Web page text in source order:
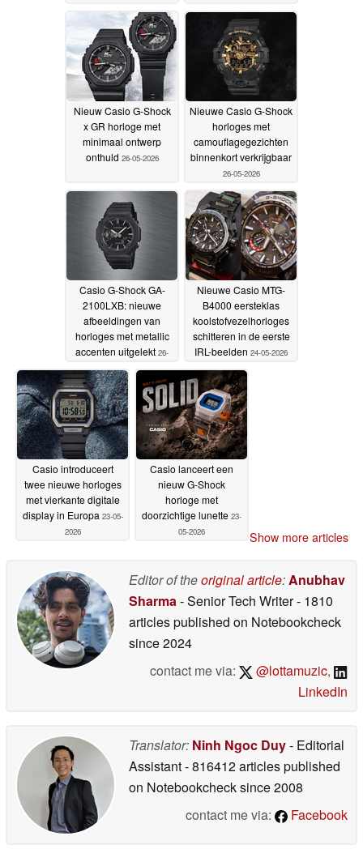
Nieuw Casio G-Shock
x GR horloge met
minimaal ontwerp
onthuld 26-05-2026
Nieuwe Casio G-Shock
horloges met
camouflagegezichten
binnenkort verkrijgbaar
26-05-2026
Casio G-Shock GA-
2100LXB: nieuwe
afbeeldingen van
horloges met metallic
accenten uitgelekt 26-
05-2026
Nieuwe Casio MTG-
B4000 eersteklas
koolstofvezelhorloges
schitteren in de eerste
IRL-beelden 24-05-2026
Casio introduceert
twee nieuwe horloges
met vierkante digitale
display in Europa 23-05-
2026
Casio lanceert een
nieuw G-Shock
horloge met
doorzichtige lunette 23-
05-2026
Show more articles
Editor of theoriginal article:Anubhav
Sharma- Senior Tech Writer- 1810
articles published on Notebookcheck
since 2024
contact me via:
@lottamuzic,
LinkedIn
Translator: Ninh Ngoc Duy- Editorial
Assistant- 816412 articles published
on Notebookchecksince 2008
contact me via:
Facebook